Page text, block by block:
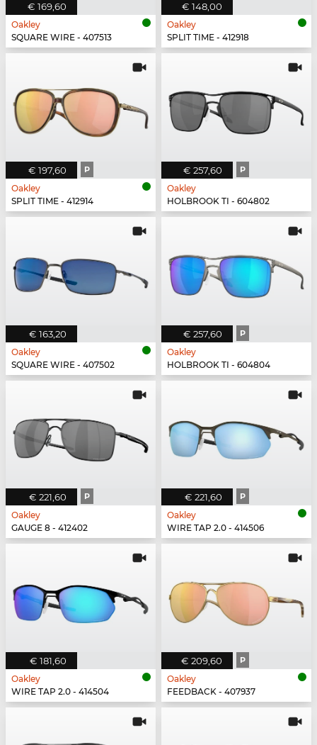
€ 169,60
Oakley
SQUARE WIRE - 407513
€ 148,00
Oakley
SPLIT TIME - 412918
€ 197,60 P
Oakley
SPLIT TIME - 412914
€ 257,60 P
Oakley
HOLBROOK TI - 604802
€ 163,20
Oakley
SQUARE WIRE - 407502
€ 257,60 P
Oakley
HOLBROOK TI - 604804
€ 221,60 P
Oakley
GAUGE 8 - 412402
€ 221,60 P
Oakley
WIRE TAP 2.0 - 414506
€ 181,60
Oakley
WIRE TAP 2.0 - 414504
€ 209,60 P
Oakley
FEEDBACK - 407937